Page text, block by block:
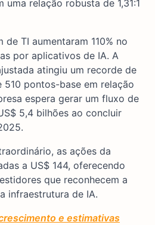
uma relação robusta de 1,31:1
TI aumentaram 110% no
por aplicativos de IA. A
atingiu um recorde de
510 pontos-base em relação
espera gerar um fluxo de
5,4 bilhões ao concluir
as ações da
a US$ 144, oferecendo
que reconhecem a
infraestrutura de IA.
e estimativas